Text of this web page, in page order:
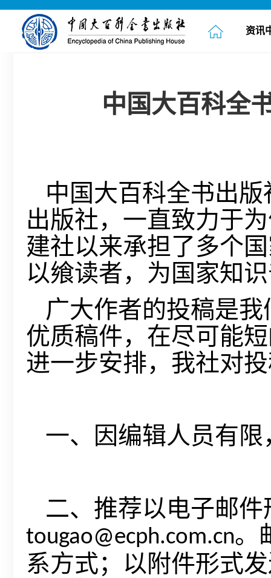
资讯
中国大百科全
中国大百科全书出
出版社，一直致力于
建社以来承担了多个
以飨读者，为国家知
广大作者的投稿是
优质稿件，在尽可能
进一步安排，我社对
一、因编辑人员有
二、推荐以电子邮
tougao@ecph.com.cn。
系方式；以附件形式